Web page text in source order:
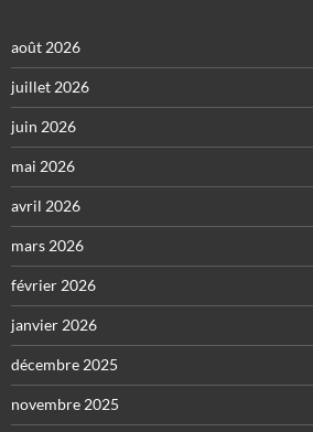
août 2026
juillet 2026
juin 2026
mai 2026
avril 2026
mars 2026
février 2026
janvier 2026
décembre 2025
novembre 2025